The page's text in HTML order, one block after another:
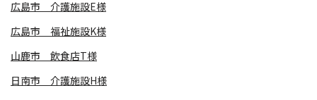
広島市 介護施設E様
広島市 福祉施設K様
山鹿市 飲食店T様
日南市 介護施設H様